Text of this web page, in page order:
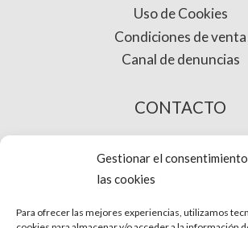
Gestionar el
las cookies
Para ofrecer las mejores experiencias, utilizamos
Uso de Cookies
Condiciones de venta
Canal de denuncias
CONTACTO
COMPRA ONLINE